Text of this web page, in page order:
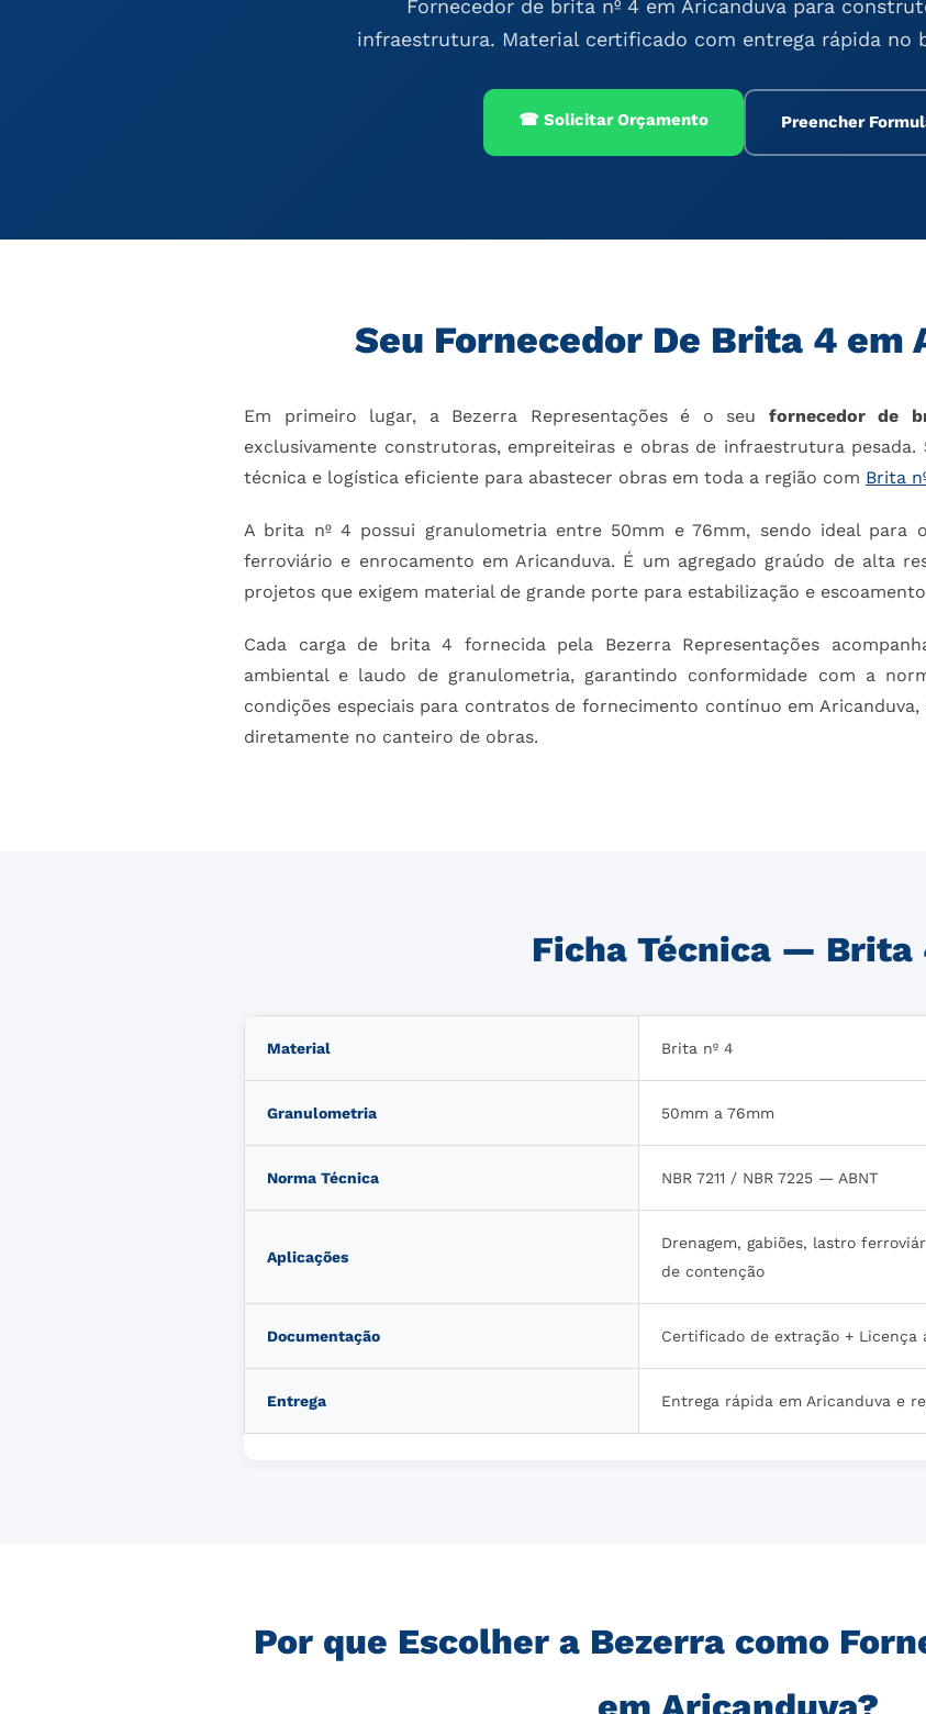
Fornecedor de brita nº 4 em Aricanduva para
infraestrutura. Material certificado com entrega rápida no
☎ Solicitar Orçamento Preencher
Seu Fornecedor De Brita 4 em
Em primeiro lugar, a Bezerra Representações é o seu fornecedor de
exclusivamente construtoras, empreiteiras e obras de infraestrutura pesada.
técnica e logística eficiente para abastecer obras em toda a região com Brita
A brita nº 4 possui granulometria entre 50mm e 76mm, sendo ideal para
ferroviário e enrocamento em Aricanduva. É um agregado graúdo de alta
projetos que exigem material de grande porte para estabilização e
Cada carga de brita 4 fornecida pela Bezerra Representações
ambiental e laudo de granulometria, garantindo conformidade com a
condições especiais para contratos de fornecimento contínuo em
diretamente no canteiro de obras.
Ficha Técnica — Brita
Material Brita nº 4
Granulometria 50mm a 76mm
Norma Técnica NBR 7211 / NBR 7225 — ABNT
Aplicações
Drenagem, gabiões, lastro
de contenção
Documentação Certificado de extração +
Entrega Entrega rápida em Aricanduva e
Por que Escolher a Bezerra como